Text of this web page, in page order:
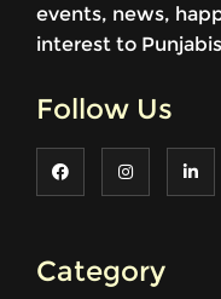
events, news,
interest to
Follow Us
Category